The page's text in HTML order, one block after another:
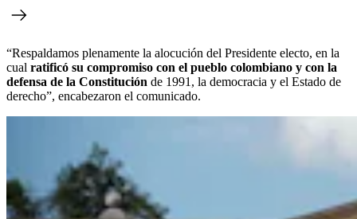
“Respaldamos plenamente la alocución del Presidente electo, en la
cual ratificó su compromiso con el pueblo colombiano y con la
defensa de la Constitución de 1991, la democracia y el Estado de
derecho”, encabezaron el comunicado.